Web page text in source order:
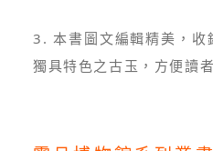
3. 本書圖文編輯精美，收
獨具特色之古玉，方便讀